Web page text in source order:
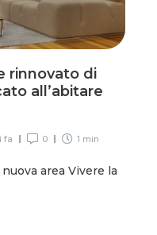
rinnovato di
all’abitare
fa 0 1 min
area Vivere la